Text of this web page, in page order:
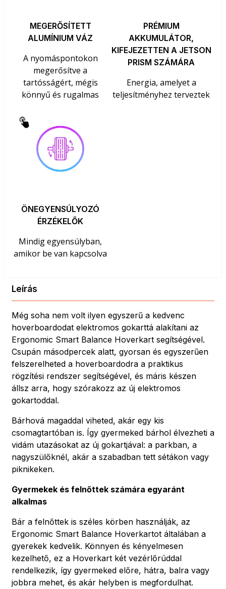
MEGERŐSÍTETT
ALUMÍNIUM VÁZ
A nyomáspontokon
megerősítve a
tartósságért, mégis
könnyű és rugalmas
PRÉMIUM
AKKUMULÁTOR,
KIFEJEZETTEN A JETSON
PRISM SZÁMÁRA
Energia, amelyet a
teljesítményhez terveztek
ÖNEGYENSÚLYOZÓ
ÉRZÉKELŐK
Mindig egyensúlyban,
amikor be van kapcsolva
Leírás
Még soha nem volt ilyen egyszerű a kedvenc
hoverboardodat elektromos gokarttá alakítani az
Ergonomic Smart Balance Hoverkart segítségével.
Csupán másodpercek alatt, gyorsan és egyszerűen
felszerelheted a hoverboardodra a praktikus
rögzítési rendszer segítségével, és máris készen
állsz arra, hogy szórakozz az új elektromos
gokartoddal.
Bárhová magaddal viheted, akár egy kis
csomagtartóban is. Így gyermeked bárhol élvezheti a
vidám utazásokat az új gokartjával: a parkban, a
nagyszülőknél, akár a szabadban tett sétákon vagy
piknikeken.
Gyermekek és felnőttek számára egyaránt
alkalmas
Bár a felnőttek is széles körben használják, az
Ergonomic Smart Balance Hoverkartot általában a
gyerekek kedvelik. Könnyen és kényelmesen
kezelhető, ez a Hoverkart két vezérlőrúddal
rendelkezik, így gyermeked előre, hátra, balra vagy
jobbra mehet, és akár helyben is megfordulhat.